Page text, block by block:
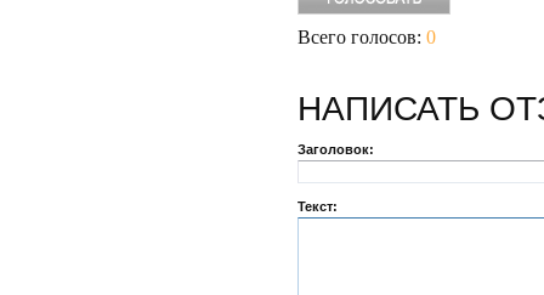
Всего голосов: 0
НАПИСАТЬ
Заголовок:
Текст: